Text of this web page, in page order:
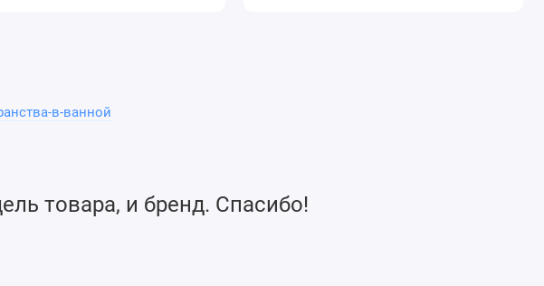
в-ванной
товара, и бренд. Спасибо!